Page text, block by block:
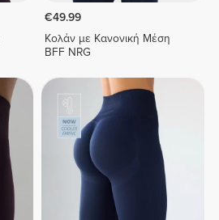
€49.99
Κολάν με Κανονική Μέση
BFF NRG